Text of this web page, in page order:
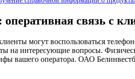
связь с
могут воспользоваться
на интересующие вопросы.
вашего оператора. ОАО